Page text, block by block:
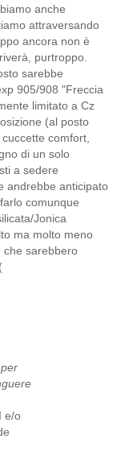
anche
attraversando
ancora non è
purtroppo.
sarebbe
905/908 "Freccia
limitato a Cz
(al posto
comfort,
di un solo
a sedere
andrebbe anticipato
comunque
Jonica
ma molto meno
che sarebbero
e/o